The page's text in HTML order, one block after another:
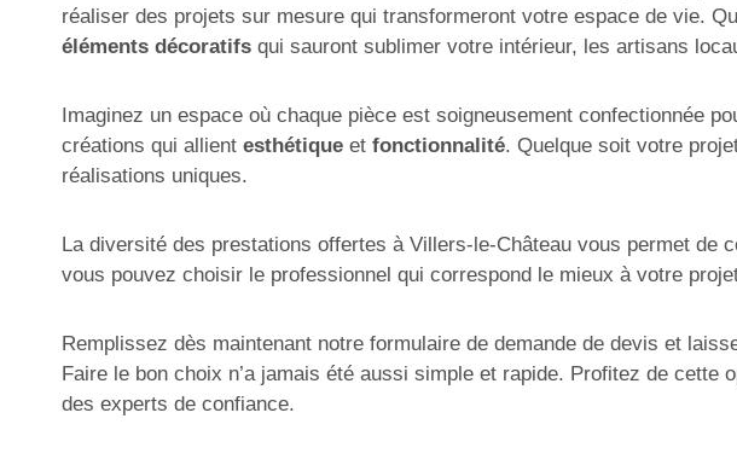
réaliser des projets sur mesure qui transformeront votre espace de vie.
éléments décoratifs qui sauront sublimer votre intérieur, les artisans
Imaginez un espace où chaque pièce est soigneusement confectionnée
créations qui allient esthétique et fonctionnalité. Quelque soit votre
réalisations uniques.
La diversité des prestations offertes à Villers-le-Château vous permet
vous pouvez choisir le professionnel qui correspond le mieux à votre
Remplissez dès maintenant notre formulaire de demande de devis et
Faire le bon choix n’a jamais été aussi simple et rapide. Profitez de
des experts de confiance.